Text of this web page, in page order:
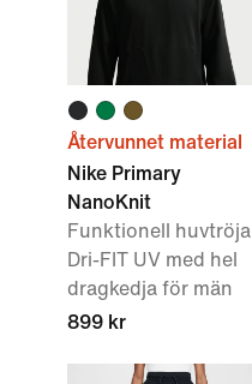
Återvunnet material
Nike Primary
NanoKnit
Funktionell huvtröja
Dri-FIT UV med hel
dragkedja för män
899 kr